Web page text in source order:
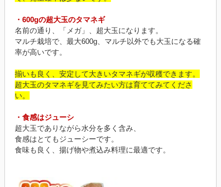
・600gの超大玉のタマネギ
名前の通り、「メガ」、超大玉になります。
マルチ栽培で、最大600g、マルチ以外でも大玉になる確
率が高いです。
揃いも良く、安定して大きいタマネギが収穫できます。
超大玉のタマネギを見てみたい方は育ててみてくださ
い。
・食感はジューシ
超大玉でありながら水分を多く含み、
食感はとてもジューシーです。
食味も良く、揚げ物や煮込み料理に最適です。